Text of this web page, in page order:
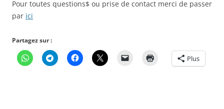
Pour toutes questions$ ou prise de contact merci de passer
par ici
Partagez sur :
Plus